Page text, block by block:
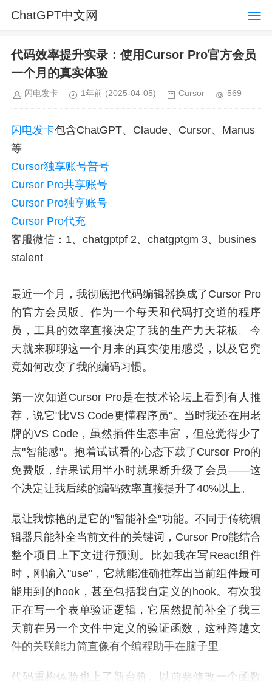
ChatGPT中文网
代码效率提升实录：使用Cursor Pro官方会员
一个月的真实体验
闪电发卡 1年前 (2025-04-05) Cursor 569
闪电发卡包含ChatGPT、Claude、Cursor、Manus
等
Cursor独享账号普号
Cursor Pro共享账号
Cursor Pro独享账号
Cursor Pro代充
客服微信：1、chatgptpf 2、chatgptgm 3、busines
stalent
最近一个月，我彻底把代码编辑器换成了Cursor Pro
的官方会员版。作为一个每天和代码打交道的程序
员，工具的效率直接决定了我的生产力天花板。今
天就来聊聊这一个月来的真实使用感受，以及它究
竟如何改变了我的编码习惯。
第一次知道Cursor Pro是在技术论坛上看到有人推
荐，说它"比VS Code更懂程序员"。当时我还在用老
牌的VS Code，虽然插件生态丰富，但总觉得少了
点"智能感"。抱着试试看的心态下载了Cursor Pro的
免费版，结果试用半小时就果断升级了会员——这
个决定让我后续的编码效率直接提升了40%以上。
最让我惊艳的是它的"智能补全"功能。不同于传统编
辑器只能补全当前文件的关键词，Cursor Pro能结合
整个项目上下文进行预测。比如我在写React组件
时，刚输入"use"，它就能准确推荐出当前组件最可
能用到的hook，甚至包括我自定义的hook。有次我
正在写一个表单验证逻辑，它居然提前补全了我三
天前在另一个文件中定义的验证函数，这种跨越文
件的关联能力简直像有个编程助手在脑子里。
代码重构体验也上了新台阶。以前要修改一个函数